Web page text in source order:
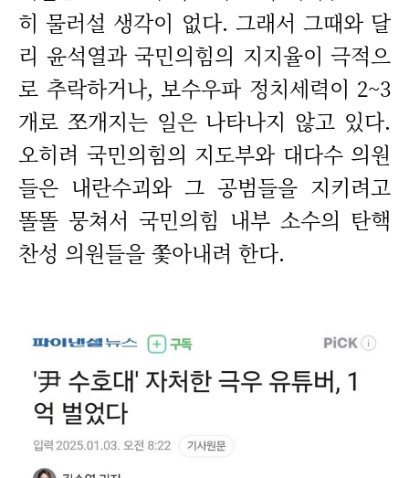
히 물러설 생각이 없다. 그래서 그때와 달
리 윤석열과 국민의힘의 지지율이 극적으
로 추락하거나, 보수우파 정치세력이 2~3
개로 쪼개지는 일은 나타나지 않고 있다.
오히려 국민의힘의 지도부와 대다수 의원
들은 내란수괴와 그 공범들을 지키려고
똘똘 뭉쳐서 국민의힘 내부 소수의 탄핵
찬성 의원들을 쫓아내려 한다.